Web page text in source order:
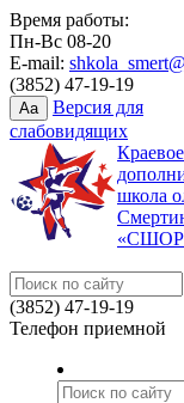
Время работы:
Пн-Вс 08-20
E-mail:
(3852) 47-19-19
Aa
Версия для
слабовидящих
школа
«СШОР
(3852) 47-19-19
Телефон приемной